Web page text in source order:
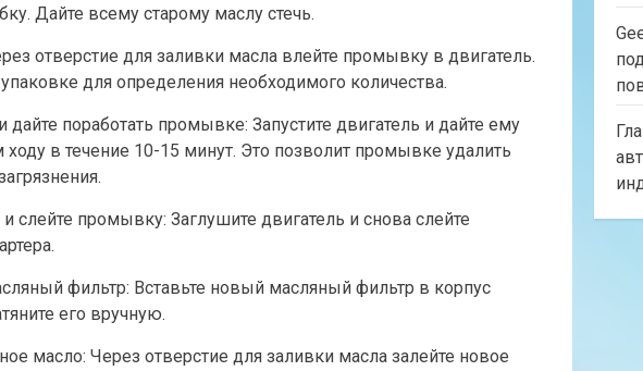
Дайте всему старому маслу стечь.
отверстие для заливки масла влейте промывку в двигатель.
для определения необходимого количества.
дайте поработать промывке: Запустите двигатель и дайте ему
ходу в течение 10-15 минут. Это позволит промывке удалить
слейте промывку: Заглушите двигатель и снова слейте
фильтр: Вставьте новый масляный фильтр в корпус
его вручную.
масло: Через отверстие для заливки масла залейте новое